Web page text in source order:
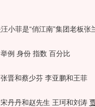
菲是“俏江南”集团老板张
身份 指数 百分比
和蔡少芬 李亚鹏和王菲
丹和赵先生 王珂和刘涛